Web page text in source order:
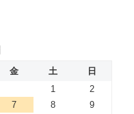
金 土
日
1
2
7 8
9